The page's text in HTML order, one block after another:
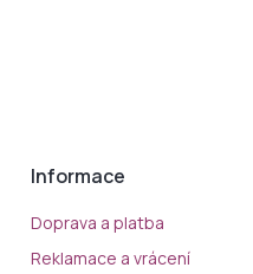
Informace
Doprava a platba
Reklamace a vrácení